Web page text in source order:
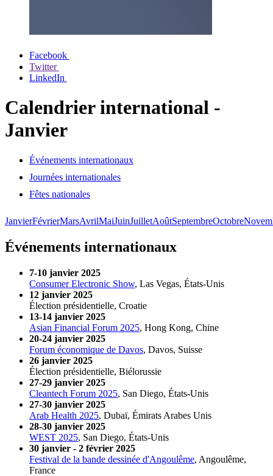
Facebook
Twitter
LinkedIn
Calendrier international -
Janvier
Événements internationaux
Journées internationales
Fêtes nationales
JanvierFévrierMarsAvrilMaiJuinJuilletAoûtSeptembreOctobre
Événements internationaux
7-10 janvier 2025
Consumer Electronic Show, Las Vegas, États-Unis
12 janvier 2025
Élection présidentielle, Croatie
13-14 janvier 2025
Asian Financial Forum 2025, Hong Kong, Chine
20-24 janvier 2025
Forum économique de Davos, Davos, Suisse
26 janvier 2025
Élection présidentielle, Biélorussie
27-29 janvier 2025
Cleantech Forum 2025, San Diego, États-Unis
27-30 janvier 2025
Arab Health 2025, Dubaï, Émirats Arabes Unis
28-30 janvier 2025
WEST 2025, San Diego, États-Unis
30 janvier - 2 février 2025
Festival de la bande dessinée d'Angoulême, Angoulême,
France